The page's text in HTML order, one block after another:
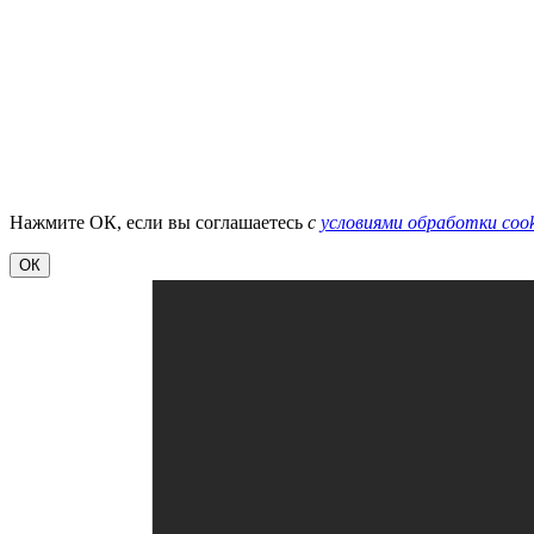
Нажмите ОК, если вы соглашаетесь с условиями обработки
ОК